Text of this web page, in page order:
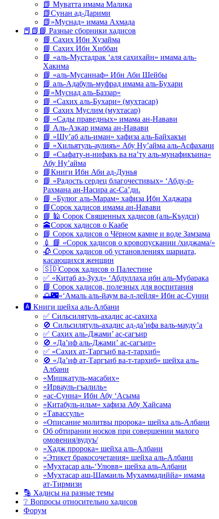
📗 Муватта имама Малика
📗Сунан ад-Дарими
📗»Муснад» имама Ахмада
📕📗📘 Разные сборники хадисов
📘 Сахих Ибн Хузайма
📘 Сахих Ибн Хиббан
📘 «аль-Мустадрак ‘аля сахихайн» имама аль-
Хакима
📘 «аль-Мусаннаф» Ибн Аби Шейбы
📘 аль-Адабуль-муфрад имама аль-Бухари
📘»Муснад аль-Баззар»
📘 «Сахих аль-Бухари» (мухтасар)
📘 Сахих Муслим (мухтасар)
📘 «Сады праведных» имама ан-Навави
📘 Аль-Азкар имама ан-Навави
📘 «Шу’аб аль-иман» хафиза аль-Байхакъи
📘 «Хильятуль-аулияъ» Абу Ну’айма аль-Асфахани
📘 «Сыфату-н-нифакъ ва на’ту аль-мунафикъина»
Абу Ну’айма
📘Книги Ибн Аби ад-Дунья
📘 «Радость сердец благочестивых» ‘Абду-р-
Рахмана ан-Насира ас-Са’ди.
📘 «Булюг аль-Марам» хафиза Ибн Хаджара
📘Сорок хадисов имама ан-Навави
📘 🕌 Сорок Священных хадисов (аль-Къудси)
🕋Сорок хадисов о Каабе
📘 Сорок хадисов о Чёрном камне и воде Замзама
💉 📘 «Сорок хадисов о кровопускании /хиджама/»
🥀 Сорок хадисов об установлениях шариата,
касающихся женщин
🇸🇩Сорок хадисов о Палестине
✅ «Китаб аз-Зухд» ‘Абдуллаха ибн аль-Мубарака
📘 Сорок хадисов, полезных для воспитания
🌅🌃«‘Амаль аль-йаум ва-л-лейля» Ибн ас-Сунни
🅰 Книги шейха аль-Албани
✅ Сильсилятуль-ахадис ас-сахиха
🚫 Сильсилятуль-ахадис ад-да’ифа валь-мауду’а
✅ Сахих аль-Джами’ ас-сагъир
🚫 «Да’иф аль-Джами’ ас-сагъир»
✅ «Сахих ат-Таргъиб ва-т-тархиб»
🚫 «Да’иф ат-Таргъиб ва-т-тархиб» шейха аль-
Албани
«Мишкатуль-масабих»
«Ирвауль-гъалиль»
«ас-Сунна» Ибн Абу ‘Асыма
«Китабуль-ильм» хафиза Абу Хайсама
«Тавассуль»
«Описание молитвы пророка» шейха аль-Албани
Об обтирании носков при совершении малого
омовения/вудуъ/
«Хадж пророка» шейха аль-Албани
«Этикет бракосочетания» шейха аль-Албани
«Мухтасар аль-‘Улювв» шейха аль-Албани
«Мухтасар аш-Шамаиль Мухаммадиййа» имама
ат-Тирмизи
🔡 Хадисы на разные темы
❔ Вопросы относительно хадисов
Форум